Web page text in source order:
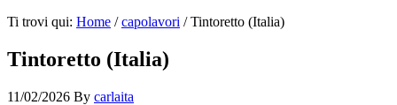
Ti trovi qui: Home / capolavori /Tintoretto (Italia)
Tintoretto (Italia)
11/02/2026 By carlaita